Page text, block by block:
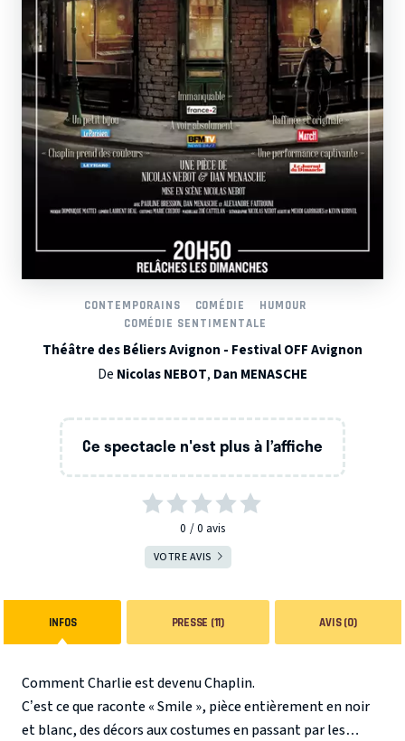
CONTEMPORAINS COMÉDIE
HUMOUR
COMÉDIE SENTIMENTALE
Théâtre des Béliers Avignon - Festival OFF Avignon
De Nicolas NEBOT, Dan MENASCHE
Ce spectacle n'est plus à l’affiche
0 0 avis
VOTRE AVIS
INFOS PRESSE (11) AVIS (0)
Comment Charlie est devenu Chaplin.
C’est ce que raconte « Smile », pièce entièrement en noir
et blanc, des décors aux costumes en passant par les